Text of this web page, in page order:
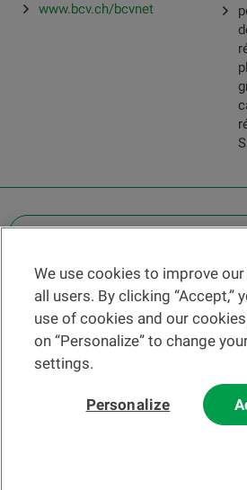
www.bcv.ch/bcvnet
Find a branch
Help and contact
News
We use cookies to improve
all users. By clicking “Accept,”
use of cookies and our
on “Personalize” to change
settings.
Personalize